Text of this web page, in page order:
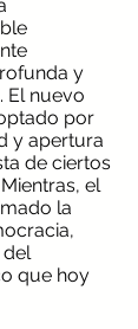
y
El nuevo
por
y apertura
de ciertos
el
la
del
que hoy